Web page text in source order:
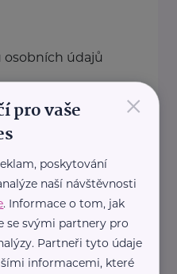
osobních údajů
×
pro vaše
poskytování
naší návštěvnosti
. Informace o tom, jak
se svými partnery pro
Partneři tyto údaje
informacemi, které